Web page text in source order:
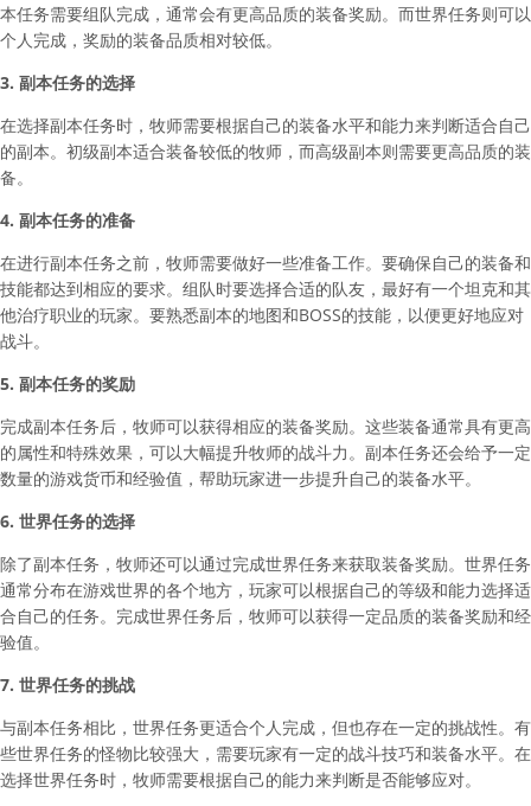
本任务需要组队完成，通常会有更高品质的装备奖励。而世界任务则可以
个人完成，奖励的装备品质相对较低。
3. 副本任务的选择
在选择副本任务时，牧师需要根据自己的装备水平和能力来判断适合自己
的副本。初级副本适合装备较低的牧师，而高级副本则需要更高品质的装
备。
4. 副本任务的准备
在进行副本任务之前，牧师需要做好一些准备工作。要确保自己的装备和
技能都达到相应的要求。组队时要选择合适的队友，最好有一个坦克和其
他治疗职业的玩家。要熟悉副本的地图和BOSS的技能，以便更好地应对
战斗。
5. 副本任务的奖励
完成副本任务后，牧师可以获得相应的装备奖励。这些装备通常具有更高
的属性和特殊效果，可以大幅提升牧师的战斗力。副本任务还会给予一定
数量的游戏货币和经验值，帮助玩家进一步提升自己的装备水平。
6. 世界任务的选择
除了副本任务，牧师还可以通过完成世界任务来获取装备奖励。世界任务
通常分布在游戏世界的各个地方，玩家可以根据自己的等级和能力选择适
合自己的任务。完成世界任务后，牧师可以获得一定品质的装备奖励和经
验值。
7. 世界任务的挑战
与副本任务相比，世界任务更适合个人完成，但也存在一定的挑战性。有
些世界任务的怪物比较强大，需要玩家有一定的战斗技巧和装备水平。在
选择世界任务时，牧师需要根据自己的能力来判断是否能够应对。